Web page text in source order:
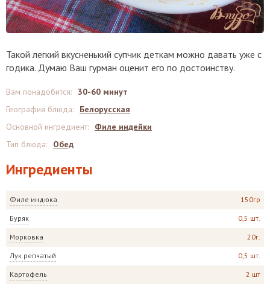
Такой легкий вкусненький супчик деткам можно давать уже с
годика. Думаю Ваш гурман оценит его по достоинству.
Ингредиенты
Филе индюка 150гр
Буряк 0,5 шт.
Морковка 20г.
Лук репчатый 0,5 шт.
Картофель 2 шт
Вам понадобится:
30-60 минут
География блюда:
Белорусская
Основной ингредиент:
Филе индейки
Тип блюда: Обед